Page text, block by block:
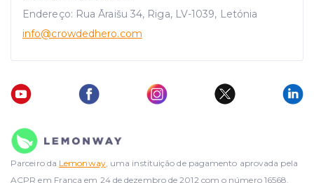
Endereço: Rua Āraišu 34, Riga, LV-1039, Letónia
info@crowdedhero.com
Parceiro da Lemonway, uma instituição de pagamento aprovada pela
ACPR em França em 24 de dezembro de 2012 com o número 16568.